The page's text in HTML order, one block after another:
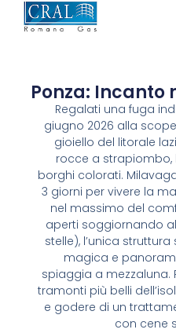
Ponza: Incanto
Regalati una fuga
giugno 2026 alla
gioiello del litorale
rocce a strapiombo,
borghi colorati.
3 giorni per vivere la
nel massimo del
aperti soggiornando
stelle), l’unica
magica e
spiaggia a mezzaluna.
tramonti più belli
e godere di un
con cene